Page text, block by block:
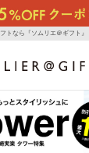
トなら『ソムリエ＠ギフト』